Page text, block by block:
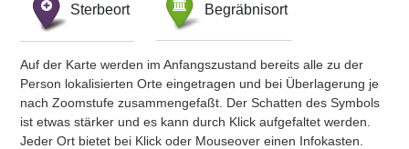
Sterbeort Begräbnisort
Auf der Karte werden im Anfangszustand bereits alle zu der
Person lokalisierten Orte eingetragen und bei Überlagerung je
nach Zoomstufe zusammengefaßt. Der Schatten des Symbols
ist etwas stärker und es kann durch Klick aufgefaltet werden.
Jeder Ort bietet bei Klick oder Mouseover einen Infokasten.